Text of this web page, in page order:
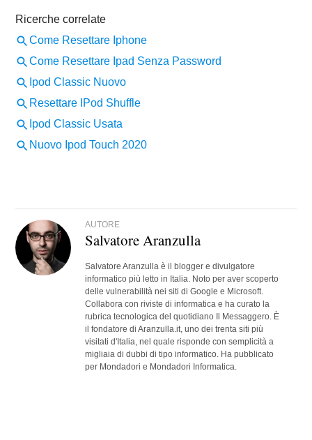
AUTORE
Salvatore Aranzulla
Salvatore Aranzulla è il blogger e divulgatore
informatico più letto in Italia. Noto per aver scoperto
delle vulnerabilità nei siti di Google e Microsoft.
Collabora con riviste di informatica e ha curato la
rubrica tecnologica del quotidiano Il Messaggero. È
il fondatore di Aranzulla.it, uno dei trenta siti più
visitati d'Italia, nel quale risponde con semplicità a
migliaia di dubbi di tipo informatico. Ha pubblicato
per Mondadori e Mondadori Informatica.